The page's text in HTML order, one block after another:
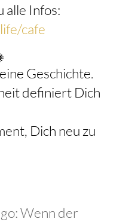
Infos:
cafe
Geschichte.
definiert Dich
Dich neu zu
Wenn der